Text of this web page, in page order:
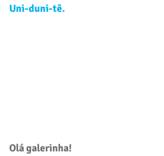
Uni-duni-tê.
Olá galerinha!